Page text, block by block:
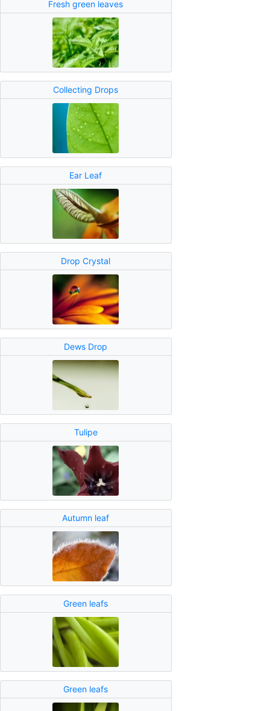
Fresh green leaves
Collecting Drops
Ear Leaf
Drop Crystal
Dews Drop
Tulipe
Autumn leaf
Green leafs
Green leafs